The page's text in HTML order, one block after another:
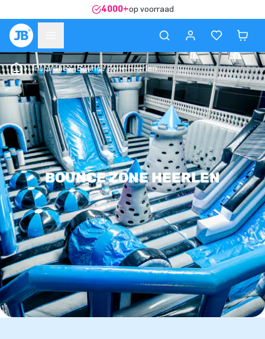
4000+op voorraad
Inspiratie Bounce Zone Heerlen
BOUNCE ZONE HEERLEN